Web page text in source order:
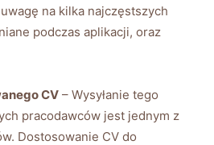
na kilka najczęstszych
podczas aplikacji, oraz
CV – Wysyłanie tego
pracodawców jest jednym z
Dostosowanie CV do